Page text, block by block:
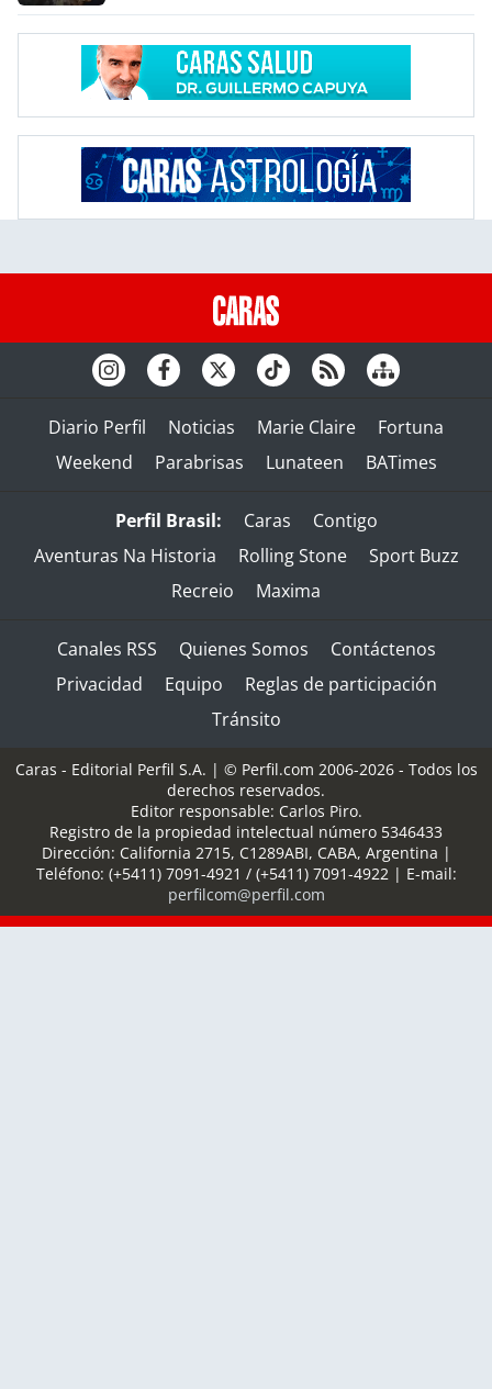
Diario Perfil Noticias Marie Claire
Fortuna
Weekend
Parabrisas Lunateen BATimes
Perfil Brasil: Caras
Contigo
Aventuras Na Historia
Rolling Stone
Sport Buzz
Recreio
Maxima
Canales RSS Quienes Somos
Contáctenos
Privacidad
Equipo
Reglas de participación
Tránsito
Caras - Editorial Perfil S.A. | © Perfil.com 2006-2026 - Todos los
derechos reservados.
Editor responsable: Carlos Piro.
Registro de la propiedad intelectual número 5346433
Dirección: California 2715, C1289ABI, CABA, Argentina |
Teléfono: (+5411) 7091-4921 / (+5411) 7091-4922 | E-mail:
perfilcom@perfil.com